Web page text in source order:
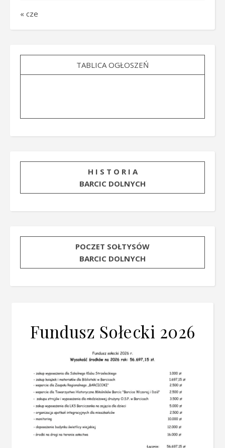
« cze
TABLICA OGŁOSZEŃ
H I S T O R I A
BARCIC DOLNYCH
POCZET SOŁTYSÓW
BARCIC DOLNYCH
Fundusz Sołecki 2026